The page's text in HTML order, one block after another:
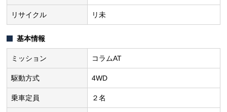
リサイクル リ未
基本情報
ミッション コラムAT
駆動方式 4WD
乗車定員 ２名